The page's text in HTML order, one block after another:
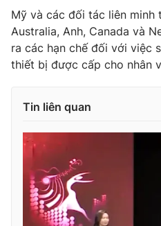
VTV Money
VTV Sức khoẻ
Thị trường 24h
VTV4
VTV9
Liên hệ tòa soạn
Mỹ và các đối tác liên minh
Australia, Anh, Canada và
ra các hạn chế đối với việc
thiết bị được cấp cho nhân
Tin liên quan